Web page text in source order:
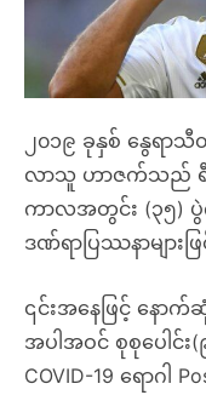
၂၀၁၉ ခုနှစ် နွေရာ
လာသူ ဟာဇက်သည် ရီ
ကာလအတွင်း (၃၅) ပွဲက
ဒဏ်ရာပြဿနာများ
၎င်းအနေဖြင့် နော
အပါအဝင် စုစုပေါင်း(
COVID-19 ရောဂါ